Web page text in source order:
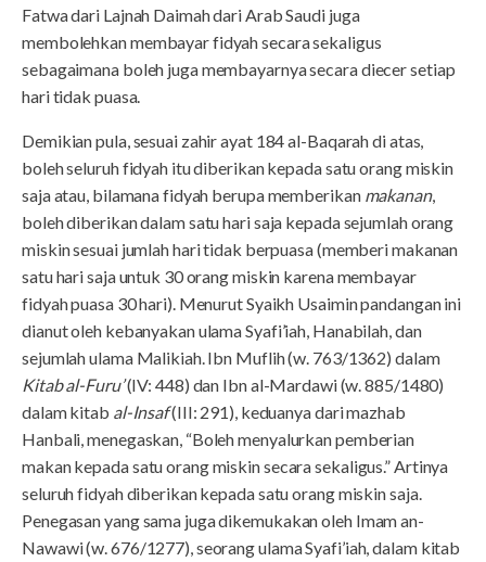
Fatwa dari Lajnah Daimah dari Arab Saudi juga
membolehkan membayar fidyah secara sekaligus
sebagaimana boleh juga membayarnya secara diecer setiap
hari tidak puasa.
Demikian pula, sesuai zahir ayat 184 al-Baqarah di atas,
boleh seluruh fidyah itu diberikan kepada satu orang miskin
saja atau, bilamana fidyah berupa memberikan makanan,
boleh diberikan dalam satu hari saja kepada sejumlah orang
miskin sesuai jumlah hari tidak berpuasa (memberi makanan
satu hari saja untuk 30 orang miskin karena membayar
fidyah puasa 30 hari). Menurut Syaikh Usaimin pandangan ini
dianut oleh kebanyakan ulama Syafi’iah, Hanabilah, dan
sejumlah ulama Malikiah. Ibn Muflih (w. 763/1362) dalam
Kitab al-Furu’(IV: 448) dan Ibn al-Mardawi (w. 885/1480)
dalam kitab al-Insaf(III: 291), keduanya dari mazhab
Hanbali, menegaskan, “Boleh menyalurkan pemberian
makan kepada satu orang miskin secara sekaligus.” Artinya
seluruh fidyah diberikan kepada satu orang miskin saja.
Penegasan yang sama juga dikemukakan oleh Imam an-
Nawawi (w. 676/1277), seorang ulama Syafi’iah, dalam kitab